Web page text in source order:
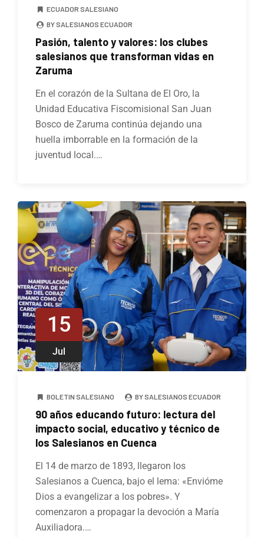
ECUADOR SALESIANO
BY SALESIANOS ECUADOR
Pasión, talento y valores: los clubes
salesianos que transforman vidas en
Zaruma
En el corazón de la Sultana de El Oro, la
Unidad Educativa Fiscomisional San Juan
Bosco de Zaruma continúa dejando una
huella imborrable en la formación de la
juventud local.…
15
Jul
BOLETIN SALESIANO BY SALESIANOS ECUADOR
90 años educando futuro: lectura del
impacto social, educativo y técnico de
los Salesianos en Cuenca
El 14 de marzo de 1893, llegaron los
Salesianos a Cuenca, bajo el lema: «Envióme
Dios a evangelizar a los pobres». Y
comenzaron a propagar la devoción a María
Auxiliadora.…